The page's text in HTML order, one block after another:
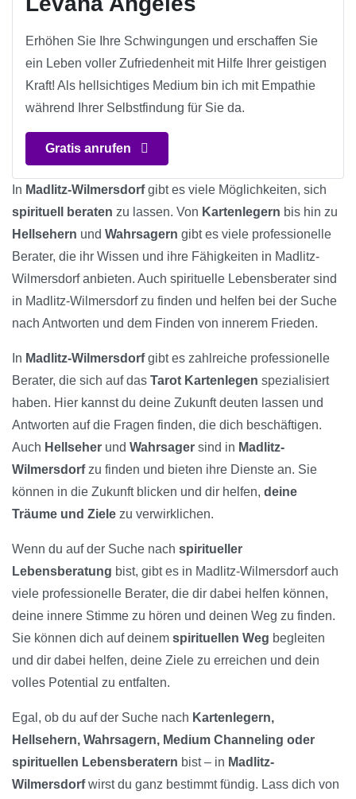
Erhöhen Sie Ihre Schwingungen und erschaffen Sie
ein Leben voller Zufriedenheit mit Hilfe Ihrer geistigen
Kraft! Als hellsichtiges Medium bin ich mit Empathie
während Ihrer Selbstfindung für Sie da.
Gratis anrufen
In Madlitz-Wilmersdorfgibt es viele Möglichkeiten, sich
spirituell beraten zu lassen. Von Kartenlegern bis hin zu
Hellsehern und Wahrsagern gibt es viele professionelle
Berater, die ihr Wissen und ihre Fähigkeiten in Madlitz-
Wilmersdorf anbieten. Auch spirituelle Lebensberater sind
in Madlitz-Wilmersdorf zu finden und helfen bei der Suche
nach Antworten und dem Finden von innerem Frieden.
In Madlitz-Wilmersdorfgibt es zahlreiche professionelle
Berater, die sich auf das Tarot Kartenlegen spezialisiert
haben. Hier kannst du deine Zukunft deuten lassen und
Antworten auf die Fragen finden, die dich beschäftigen.
Auch Hellseher und Wahrsager sind in Madlitz-
Wilmersdorfzu finden und bieten ihre Dienste an. Sie
können in die Zukunft blicken und dir helfen, deine
Träume und Ziele zu verwirklichen.
Wenn du auf der Suche nach spiritueller
Lebensberatung bist, gibt es in Madlitz-Wilmersdorf auch
viele professionelle Berater, die dir dabei helfen können,
deine innere Stimme zu hören und deinen Weg zu finden.
Sie können dich auf deinem spirituellen Weg begleiten
und dir dabei helfen, deine Ziele zu erreichen und dein
volles Potential zu entfalten.
Egal, ob du auf der Suche nach Kartenlegern,
Hellsehern, Wahrsagern, Medium Channeling oder
spirituellen Lebensberatern bist – in Madlitz-
Wilmersdorfwirst du ganz bestimmt fündig. Lass dich von